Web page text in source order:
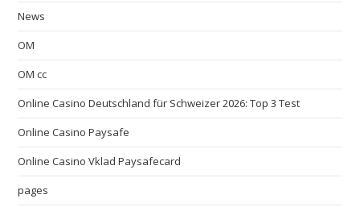
News
OM
OM cc
Online Casino Deutschland für Schweizer 2026: Top 3 Test
Online Casino Paysafe
Online Casino Vklad Paysafecard
pages